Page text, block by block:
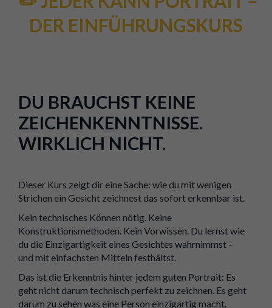
DER EINFÜHRUNGSKURS
DU BRAUCHST KEINE
ZEICHENKENNTNISSE.
WIRKLICH NICHT.
Dieser Kurs zeigt dir eine Sache: wie du mit wenigen
Strichen ein Gesicht zeichnest das sofort erkennbar ist.
Kein technisches Können nötig. Keine
Konstruktionsmethoden. Kein Vorwissen. Du lernst wie
du die Einzigartigkeit eines Gesichtes wahrnimmst –
und mit einfachsten Mitteln festhältst.
Das ist die Erkenntnis hinter jedem guten Portrait: Es
geht nicht darum technisch perfekt zu zeichnen. Es geht
darum zu sehen was eine Person einzigartig macht.